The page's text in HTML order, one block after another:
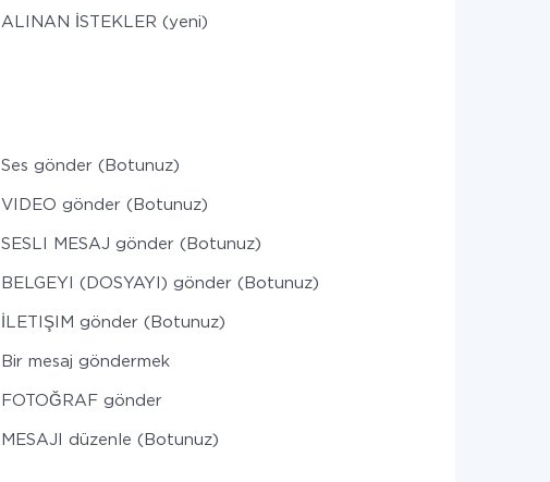
ALINAN İSTEKLER (yeni)
Ses gönder (Botunuz)
VIDEO gönder (Botunuz)
SESLI MESAJ gönder (Botunuz)
BELGEYI (DOSYAYI) gönder (Botunuz)
İLETIŞIM gönder (Botunuz)
Bir mesaj göndermek
FOTOĞRAF gönder
MESAJI düzenle (Botunuz)